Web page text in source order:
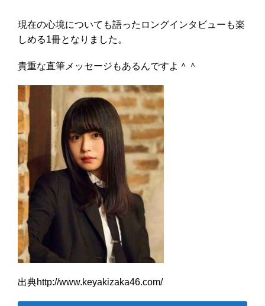
現在の心境についても語ったロングインタビューも楽
しめる1冊となりました。
貴重な直筆メッセージもあるんですよ＾＾
出典http://www.keyakizaka46.com/